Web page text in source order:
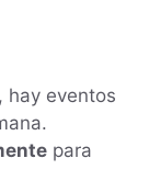
hay eventos
para